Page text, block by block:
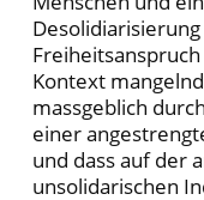
Kontext
massgeblich
einer
und dass auf der
unsolidarischen